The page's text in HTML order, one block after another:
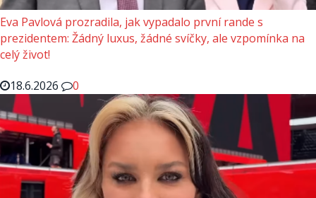
Eva Pavlová prozradila, jak vypadalo první rande s
prezidentem: Žádný luxus, žádné svíčky, ale vzpomínka na
celý život!
18.6.2026
0